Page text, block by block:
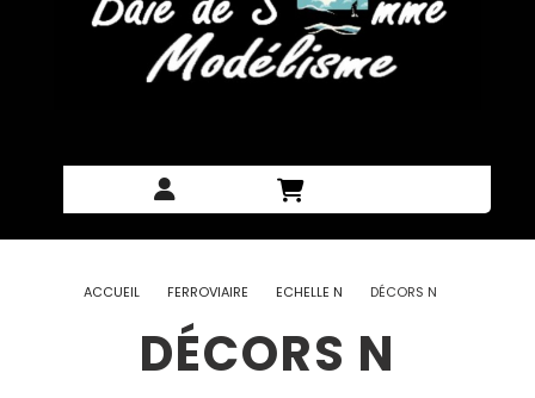
ACCUEIL FERROVIAIRE ECHELLE N DÉCORS N
DÉCORS N